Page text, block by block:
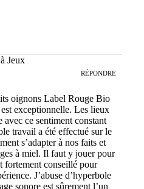
Jeux
RÉPONDRE
oignons Label Rouge Bio
exceptionnelle. Les lieux
avec ce sentiment constant
travail a été effectué sur le
s’adapter à nos faits et
à miel. Il faut y jouer pour
fortement conseillé pour
J’abuse d’hyperbole
sonore est sûrement l’un